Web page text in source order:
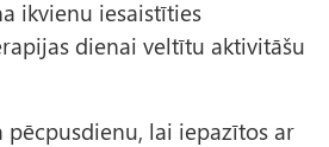
ikvienu iesaistīties
dienai veltītu aktivitāšu
pēcpusdienu, lai iepazītos ar